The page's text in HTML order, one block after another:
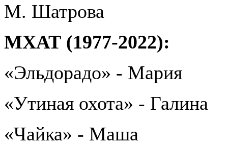
М. Шатрова
МХАТ (1977-2022):
«Эльдорадо» - Мария
«Утиная охота» - Галина
«Чайка» - Маша